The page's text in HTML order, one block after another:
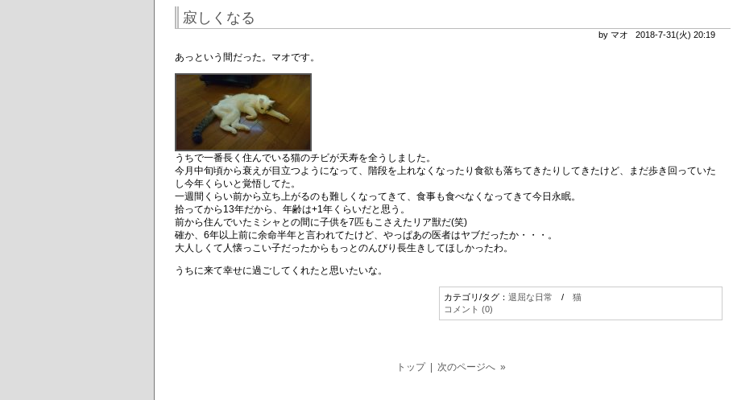
寂しくなる
by マオ 2018-7-31(火) 20:19
あっという間だった。マオです。
うちで一番長く住んでいる猫のチビが天寿を全うしました。
今月中旬頃から衰えが目立つようになって、階段を上れなくなったり食欲も落ちてきたりしてきたけど、まだ歩き回っていた
し今年くらいと覚悟してた。
一週間くらい前から立ち上がるのも難しくなってきて、食事も食べなくなってきて今日永眠。
拾ってから13年だから、年齢は+1年くらいだと思う。
前から住んでいたミシャとの間に子供を7匹もこさえたリア獣だ(笑)
確か、6年以上前に余命半年と言われてたけど、やっぱあの医者はヤブだったか・・・。
大人しくて人懐っこい子だったからもっとのんびり長生きしてほしかったわ。
うちに来て幸せに過ごしてくれたと思いたいな。
カテゴリ/タグ： 退屈な日常 / 猫
コメント (0)
トップ | 次のページへ »